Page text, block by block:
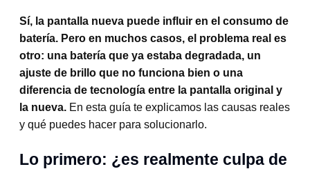
Sí, la pantalla nueva puede influir en el consumo de
batería. Pero en muchos casos, el problema real es
otro: una batería que ya estaba degradada, un
ajuste de brillo que no funciona bien o una
diferencia de tecnología entre la pantalla original y
la nueva. En esta guía te explicamos las causas reales
y qué puedes hacer para solucionarlo.
Lo primero: ¿es realmente culpa de